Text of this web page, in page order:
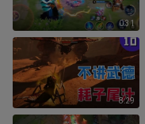
0:31
8:29